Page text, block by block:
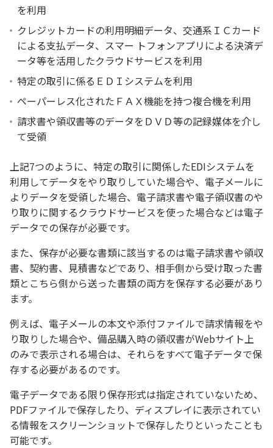
を利用
クレジットカードの利用明細データ、交通系ＩＣカード
による支払データ、スマー トフォンアプリによる決済デ
ータ等を活用したクラウドサービスを利用
特定の取引に係るＥＤＩシステムを利用
ペーパーレス化されたＦＡＸ機能を持つ複合機を利用
請求書や領収書等のデータをＤＶＤ等の記録媒体を介し
て受領
上記7つのように、特定の取引に関係したEDIシステムを
利用してデータをやり取りしていた場合や、電子メールに
よりデータを受領した場合、電子請求書や電子領収書のや
り取りに関するクラウドサービスを使った場合などは電子
データでの保存が必要です。
また、保存が必要な書類に該当するのは電子請求書や領収
書、契約書、見積書などであり、相手側から受け取った書
類とこちら側から送った書類の両方を保存する必要があり
ます。
例えば、電子メールの本文や添付ファイルで請求情報をや
り取りした場合や、備品購入時の領収書がWebサイト上
のみで表示される場合は、それらをすべて電子データで保
存する必要があるのです。
電子データである限り保存形式は指定されていないため、
PDFファイルで保存したり、ディスプレイに表示されてい
る情報をスクリーンショットで保存したりといったことも
可能です。